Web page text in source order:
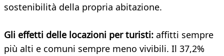
sostenibilità della propria abitazione.
Gli effetti delle locazioni per turisti: affitti sempre
più alti e comuni sempre meno vivibili. Il 37,2%